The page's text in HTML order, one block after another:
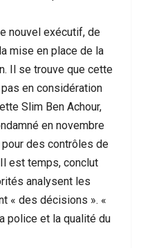
nouvel exécutif, de
mise en place de la
Il se trouve que cette
en considération
Slim Ben Achour,
en novembre
des contrôles de
est temps, conclut
analysent les
« des décisions ». «
police et la qualité du